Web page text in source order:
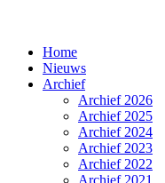
Home
Nieuws
Archief
Archief 2026
Archief 2025
Archief 2024
Archief 2023
Archief 2022
Archief 2021